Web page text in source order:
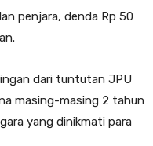
penjara, denda Rp 50
dari tuntutan JPU
masing-masing 2 tahun
yang dinikmati para